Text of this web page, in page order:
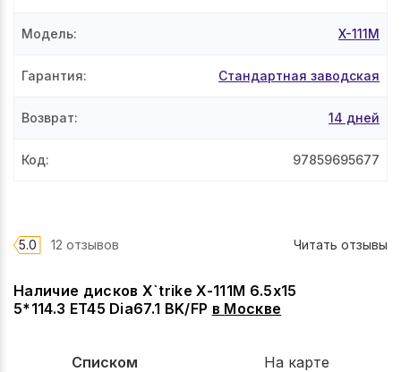
Наличие дисков X`trike X-111М 6.5x15
5*114.3 ET45 Dia67.1 BK/FP в Москве
Списком На карте
Модель: X-111М
Гарантия: Стандартная заводская
Возврат: 14 дней
Код: 97859695677
5.0 12 отзывов Читать отзывы